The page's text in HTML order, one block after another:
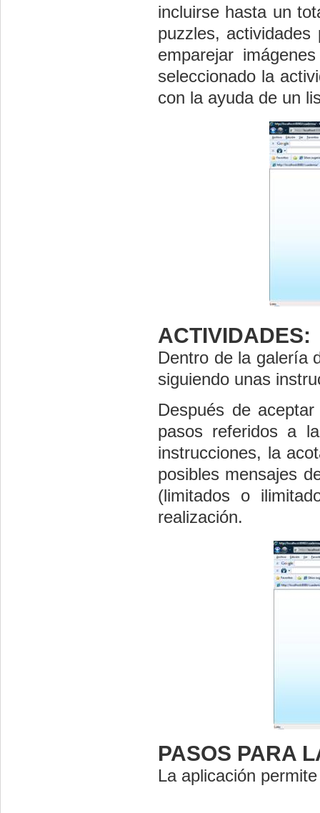
incluirse hasta un
puzzles,
emparejar
seleccionado la
con la ayuda de un
ACTIVIDADES:
Dentro de la galería
siguiendo unas
Después de
pasos referidos a
instrucciones, la
posibles mensajes
(limitados o
realización.
PASOS PARA
La aplicación